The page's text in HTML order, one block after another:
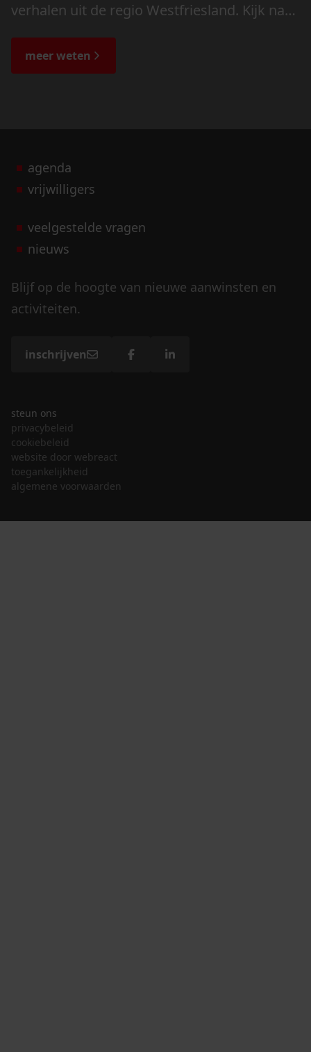
verhalen uit de regio Westfriesland. Kijk naar
de bijzondere verhalen.
meer weten
agenda
vrijwilligers
veelgestelde vragen
nieuws
Blijf op de hoogte van nieuwe aanwinsten en
activiteiten.
inschrijven
steun ons
privacybeleid
cookiebeleid
website door webreact
toegankelijkheid
algemene voorwaarden